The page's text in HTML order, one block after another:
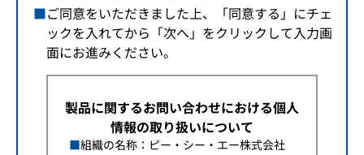
ご同意をいただきました上、「同意する」にチェ
ックを入れてから「次へ」をクリックして入力画
面にお進みください。
製品に関するお問い合わせにおける個人
情報の取り扱いについて
組織の名称：ピー・シー・エー株式会社